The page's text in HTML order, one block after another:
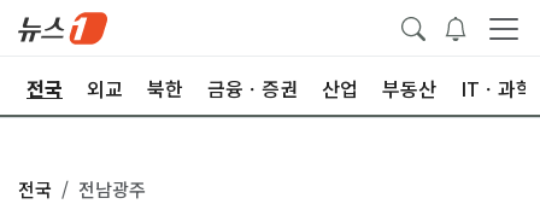
전국 외교 북한 금융ㆍ증권 산업 부동산 ITㆍ과학
전국 전남광주